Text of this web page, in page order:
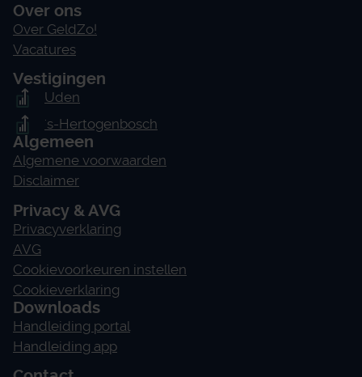
Over ons
Over GeldZo!
Vacatures
Vestigingen
Uden
's-Hertogenbosch
Algemeen
Algemene voorwaarden
Disclaimer
Privacy & AVG
Privacyverklaring
AVG
Cookievoorkeuren instellen
Cookieverklaring
Downloads
Handleiding portal
Handleiding app